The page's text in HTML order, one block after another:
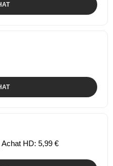
HD: 5,99 €